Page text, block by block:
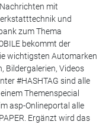
mit
und
zum Thema
bekommt der
wichtigsten Automarken
Bildergalerien, Videos
#HASHTAG sind alle
Themenspecial
asp-Onlineportal alle
Ergänzt wird das